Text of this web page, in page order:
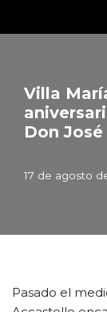
Villa
Don
17 de agosto
Pasado el